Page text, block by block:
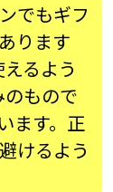
でもギフ
ります
るよう
もので
ます。正
けるよう